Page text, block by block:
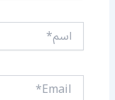
اسم*
Email*